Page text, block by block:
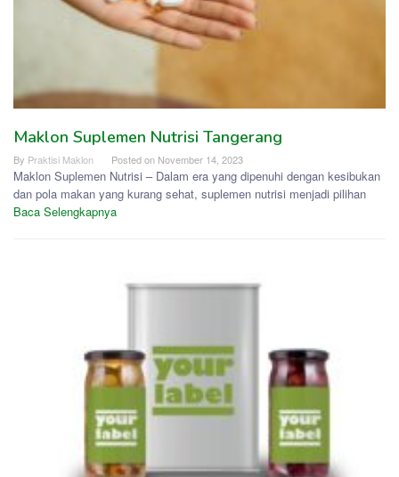
Maklon Suplemen Nutrisi Tangerang
By Praktisi Maklon Posted on November 14, 2023
Maklon Suplemen Nutrisi – Dalam era yang dipenuhi dengan kesibukan
dan pola makan yang kurang sehat, suplemen nutrisi menjadi pilihan
Baca Selengkapnya